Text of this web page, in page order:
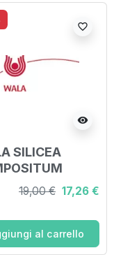
visibility
favorite_border
SILICEA
20 G
19,00 € 17,26 €
al carrello